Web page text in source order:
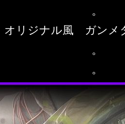
。
オリジナル風 ガンメ
。
。